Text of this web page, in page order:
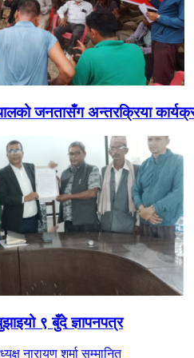
जनतासँग अन्तरक्रिया
९ बुँदे ज्ञापनपत्र